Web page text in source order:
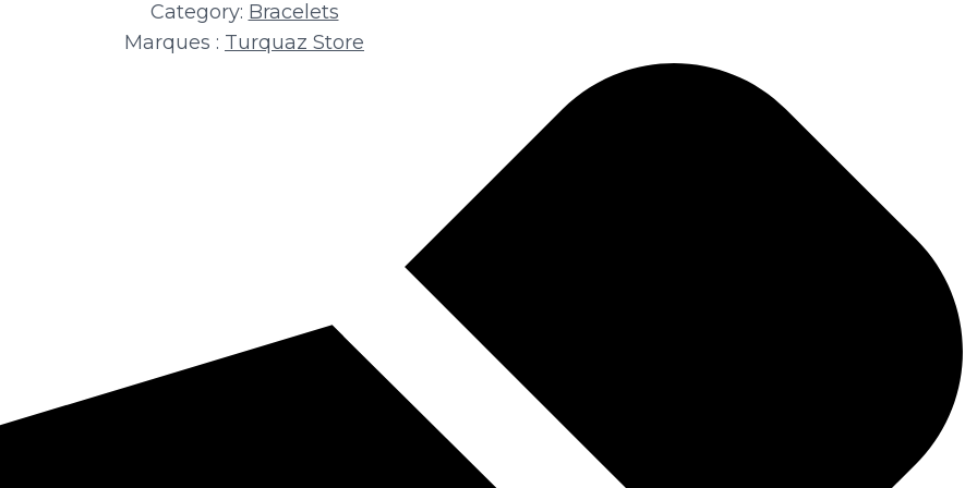
Category: Bracelets
Marques : Turquaz Store